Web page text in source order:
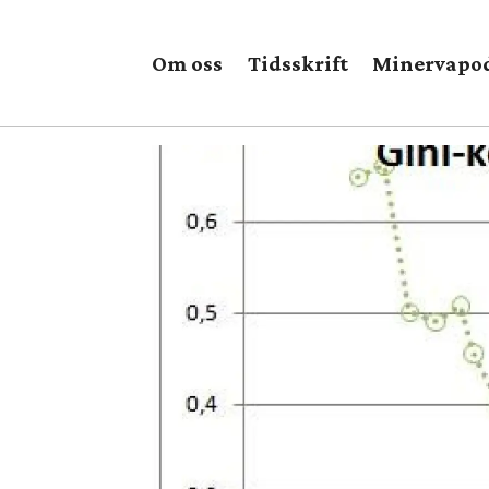
Om oss Tidsskrift